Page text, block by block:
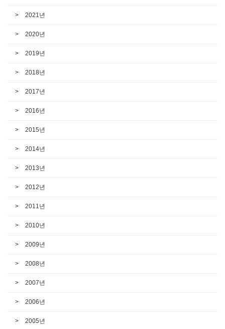
2021년
2020년
2019년
2018년
2017년
2016년
2015년
2014년
2013년
2012년
2011년
2010년
2009년
2008년
2007년
2006년
2005년